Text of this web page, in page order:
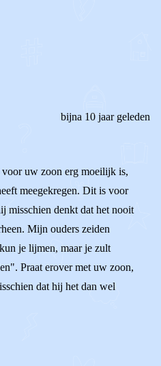
bijna 10 jaar geleden
uw zoon erg moeilijk is,
meegekregen. Dit is voor
misschien denkt dat het nooit
Mijn ouders zeiden
je lijmen, maar je zult
Praat erover met uw zoon,
dat hij het dan wel